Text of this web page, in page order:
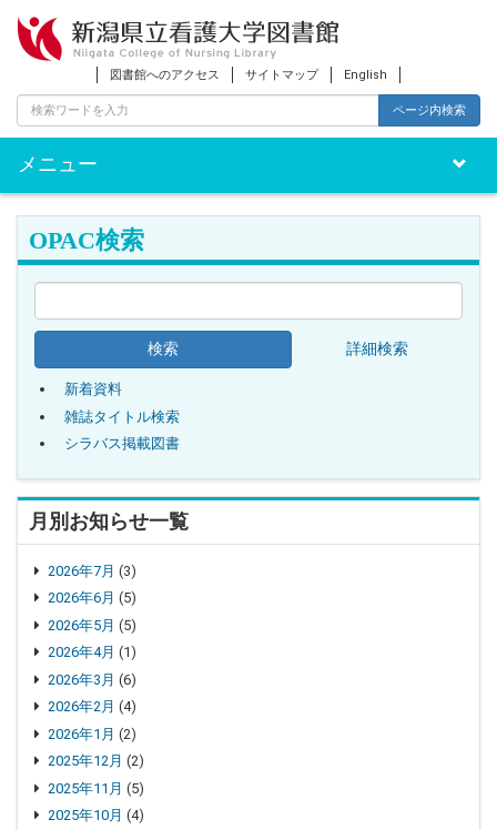
図書館へのアクセス サイトマップ English
ページ内検索
Toggle
メニュー
OPAC検索
詳細検索
新着資料
雑誌タイトル検索
シラバス掲載図書
月別お知らせ一覧
2026年7月 (3)
2026年6月 (5)
2026年5月 (5)
2026年4月 (1)
2026年3月 (6)
2026年2月 (4)
2026年1月 (2)
2025年12月 (2)
2025年11月 (5)
2025年10月 (4)